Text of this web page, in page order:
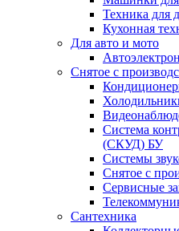
Техника для
Кухонная
Для авто и мото
Снятое с
Система
(СКУД) БУ
Системы
Снятое с
Сервисные
Сантехника